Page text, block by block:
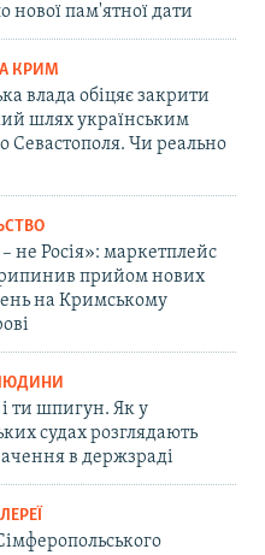
нової пам'ятної дати
КРИМ
влада обіцяє закрити
шлях українським
Севастополя. Чи реально
не Росія»: маркетплейс
прийом нових
на Кримському
ти шпигун. Як у
судах розглядають
в держзраді